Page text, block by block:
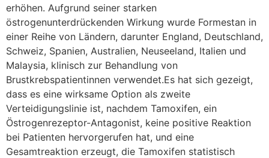
erhöhen. Aufgrund seiner starken
östrogenunterdrückenden Wirkung wurde Formestan in
einer Reihe von Ländern, darunter England, Deutschland,
Schweiz, Spanien, Australien, Neuseeland, Italien und
Malaysia, klinisch zur Behandlung von
Brustkrebspatientinnen verwendet.Es hat sich gezeigt,
dass es eine wirksame Option als zweite
Verteidigungslinie ist, nachdem Tamoxifen, ein
Östrogenrezeptor-Antagonist, keine positive Reaktion
bei Patienten hervorgerufen hat, und eine
Gesamtreaktion erzeugt, die Tamoxifen statistisch